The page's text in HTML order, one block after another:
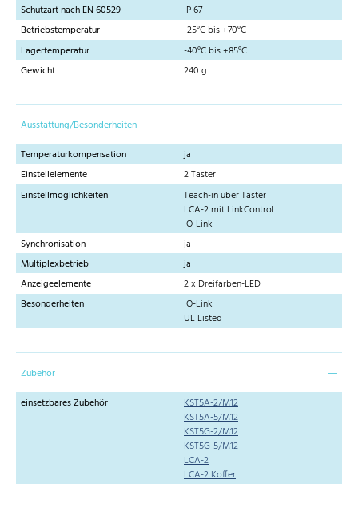
Schutzart nach EN 60529
IP 67
Betriebstemperatur
-25°C bis +70°C
Lagertemperatur
-40°C bis +85°C
Gewicht
240 g
Ausstattung/Besonderheiten
Temperaturkompensation
ja
Einstellelemente
2 Taster
Einstellmöglichkeiten
Teach-in über Taster
LCA-2 mit LinkControl
IO-Link
Synchronisation
ja
Multiplexbetrieb
ja
Anzeigeelemente
2 x Dreifarben-LED
Besonderheiten
IO-Link
UL Listed
Zubehör
einsetzbares Zubehör
KST5A-2/M12
KST5A-5/M12
KST5G-2/M12
KST5G-5/M12
LCA-2
LCA-2 Koffer